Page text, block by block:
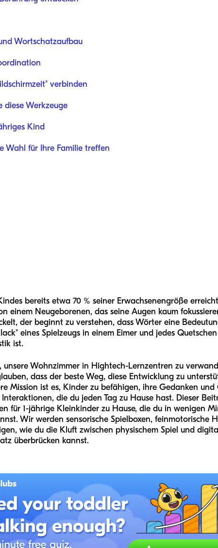
Wortschatzaufbau
verbinden
diese Werkzeuge
Kind
Wahl für Ihre Familie treffen
bereits etwa 70 % seiner Erwachsenengröße
einem Neugeborenen, das seine Augen kaum
der beginnt zu verstehen, dass Wörter eine
eines Spielzeugs in einem Eimer und jedes
ist.
Wohnzimmer in Hightech-Lernzentren zu
dass der beste Weg, diese Entwicklung zu
Mission ist es, Kinder zu befähigen, ihre Gedanken und
die du jeden Tag zu Hause hast. Dieser
für 1-jährige Kleinkinder zu Hause, die du in wenigen
Wir werden sensorische Spielboxen, feinmotorische
wie du die Kluft zwischen physischem Spiel und
überbrücken kannst.